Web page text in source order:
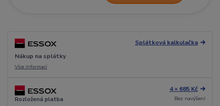
Splátková kalkulačka
Nákup na splátky
Více informací
Rozložená platba
4 × 685 Kč
Bez navýšení